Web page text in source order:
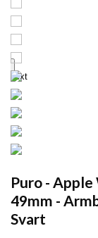
Next
Puro -
49mm -
Svart